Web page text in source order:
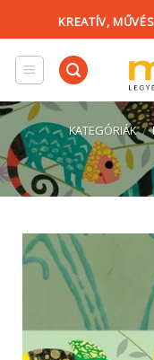
content
KREATÍV,
KATEGÓRIÁK /